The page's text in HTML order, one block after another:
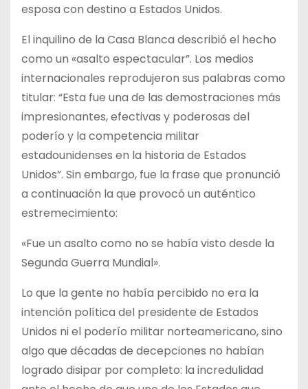
esposa con destino a Estados Unidos.
El inquilino de la Casa Blanca describió el hecho
como un «asalto espectacular”. Los medios
internacionales reprodujeron sus palabras como
titular: “Esta fue una de las demostraciones más
impresionantes, efectivas y poderosas del
poderío y la competencia militar
estadounidenses en la historia de Estados
Unidos”. Sin embargo, fue la frase que pronunció
a continuación la que provocó un auténtico
estremecimiento:
«Fue un asalto como no se había visto desde la
Segunda Guerra Mundial».
Lo que la gente no había percibido no era la
intención política del presidente de Estados
Unidos ni el poderío militar norteamericano, sino
algo que décadas de decepciones no habían
logrado disipar por completo: la incredulidad